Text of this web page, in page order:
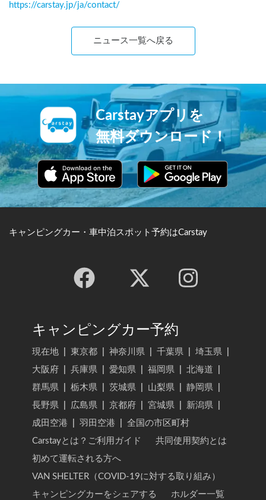
https://carstay.jp/ja/contact/
ニュース一覧へ戻る
Carstayアプリを
無料ダウンロード！
キャンピングカー・車中泊スポット予約はCarstay
キャンピングカー予約
現在地 東京都 神奈川県 千葉県 埼玉県
大阪府
兵庫県 愛知県 福岡県 北海道
群馬県
栃木県 茨城県 山梨県 静岡県
長野県
広島県 京都府 宮城県 新潟県
成田空港
羽田空港
全国の市区町村
Carstayとは？ご利用ガイド
共同使用契約とは
初めて運転される方へ
VAN SHELTER（COVID-19に対する取り組み）
キャンピングカーをシェアする
ホルダー一覧